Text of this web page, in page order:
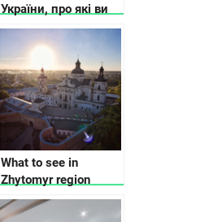
України, про які ви
не чули
What to see in
Zhytomyr region